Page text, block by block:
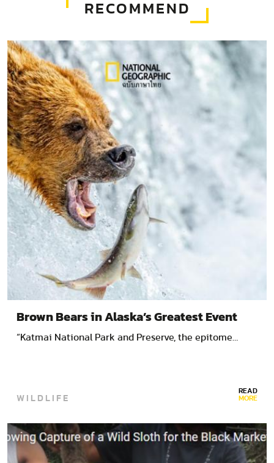
RECOMMEND
Brown Bears in Alaska’s Greatest Event
“Katmai National Park and Preserve, the epitome…
WILDLIFE READ
MORE